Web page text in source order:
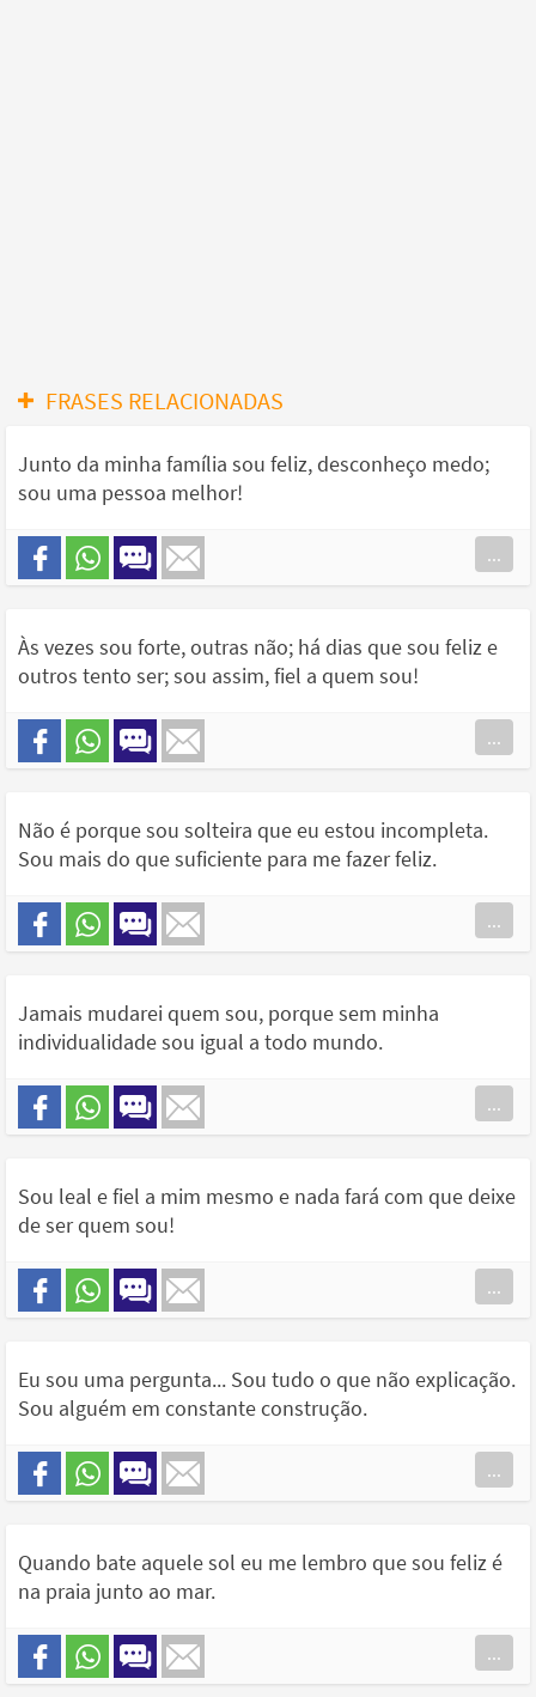
FRASES RELACIONADAS
Junto da minha família sou feliz, desconheço medo;
sou uma pessoa melhor!
...
Às vezes sou forte, outras não; há dias que sou feliz e
outros tento ser; sou assim, fiel a quem sou!
...
Não é porque sou solteira que eu estou incompleta.
Sou mais do que suficiente para me fazer feliz.
...
Jamais mudarei quem sou, porque sem minha
individualidade sou igual a todo mundo.
...
Sou leal e fiel a mim mesmo e nada fará com que deixe
de ser quem sou!
...
Eu sou uma pergunta... Sou tudo o que não explicação.
Sou alguém em constante construção.
...
Quando bate aquele sol eu me lembro que sou feliz é
na praia junto ao mar.
...